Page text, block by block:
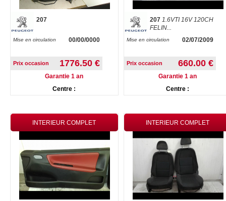
207
Mise en circulation 00/00/0000
Prix occasion 1776.50 €
Garantie 1 an
Centre :
207 1.6VTI 16V 120CH
FELIN...
Mise en circulation 02/07/2009
Prix occasion 660.00 €
Garantie 1 an
Centre :
INTERIEUR COMPLET INTERIEUR COMPLET